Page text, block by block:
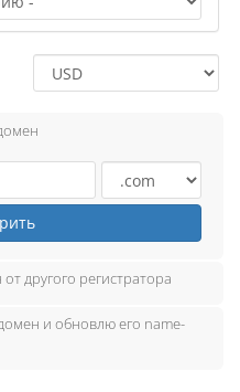
другого регистратора
и обновлю его name-